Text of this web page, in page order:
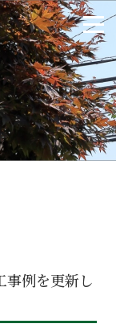
事例を更新し